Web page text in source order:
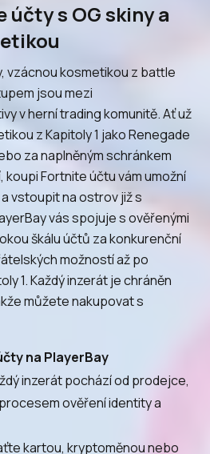
s OG skiny a
vzácnou kosmetikou z battle
jsou mezi
v herní trading komunitě. Ať už
z Kapitoly 1 jako Renegade
za naplněným schránkem
Fortnite účtu vám umožní
vstoupit na ostrov již s
vás spojuje s ověřenými
škálu účtů za konkurenční
možností až po
1. Každý inzerát je chráněn
můžete nakupovat s
na PlayerBay
inzerát pochází od prodejce,
ověření identity a
kartou, kryptoměnou nebo